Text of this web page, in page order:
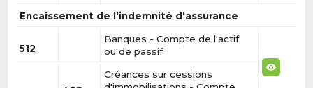
Encaissement de l'indemnité d'assurance
512
Banques - Compte de l'actif
ou de passif
Créances sur cessions